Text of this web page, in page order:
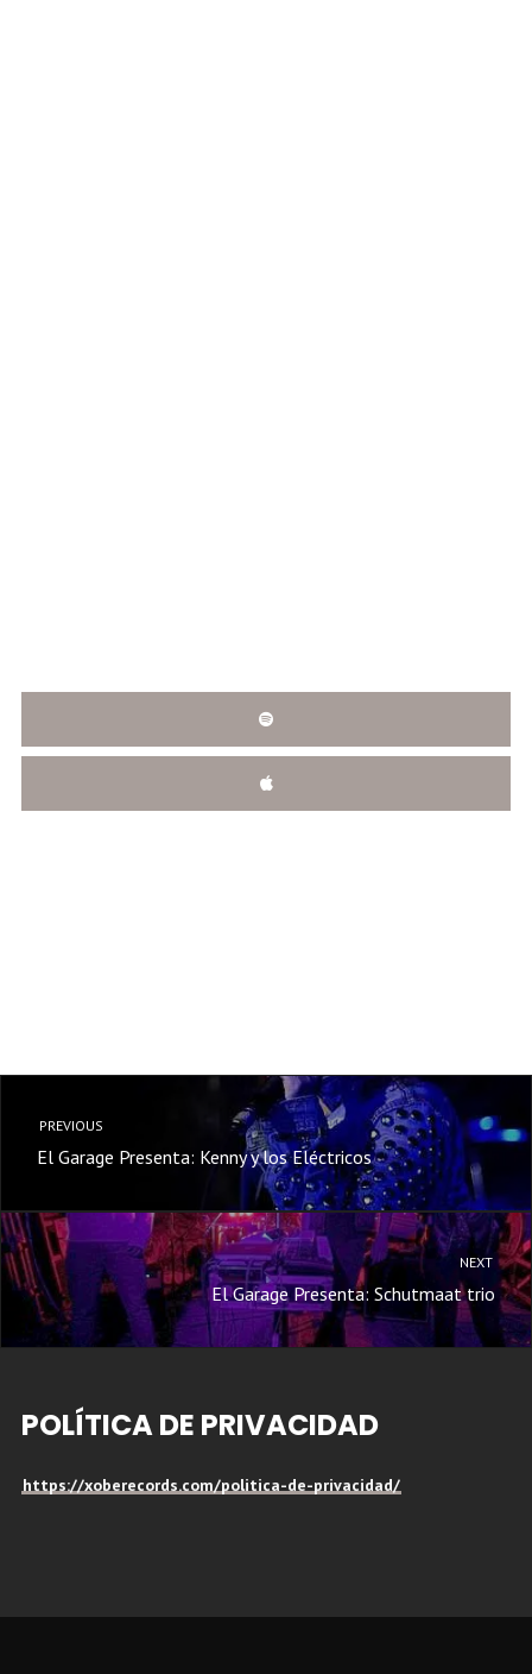
PREVIOUS
El Garage Presenta: Kenny y los Eléctricos
NEXT
El Garage Presenta: Schutmaat trio
POLÍTICA DE PRIVACIDAD
https://xoberecords.com/politica-de-privacidad/